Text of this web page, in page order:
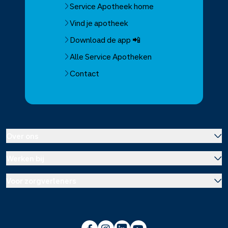
Service Apotheek home
Vind je apotheek
Download de app 📲
Alle Service Apotheken
Contact
Franchise informatie